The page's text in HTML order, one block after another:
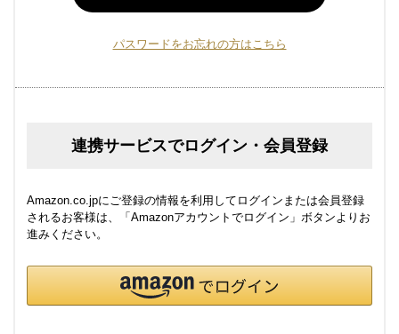
パスワードをお忘れの方はこちら
連携サービスでログイン・会員登録
Amazon.co.jpにご登録の情報を利用してログインまたは会員登録
されるお客様は、「Amazonアカウントでログイン」ボタンよりお
進みください。